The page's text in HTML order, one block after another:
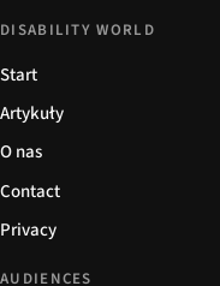
DISABILITY WORLD
Start
Artykuły
O nas
Contact
Privacy
AUDIENCES